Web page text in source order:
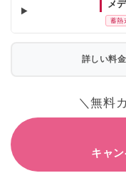
メ
蓄熱
詳しい料
＼無料
キャ